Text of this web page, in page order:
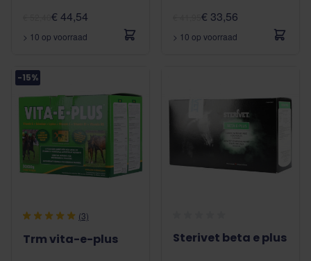
€ 44,54
> 10 op voorraad
€ 33,56
> 10 op voorraad
-15%
(3)
Trm vita-e-plus
Sterivet beta e plus